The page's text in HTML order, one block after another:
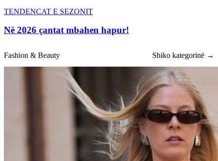
TENDENCAT E SEZONIT
Në 2026 çantat mbahen hapur!
Fashion & Beauty Shiko kategorinë →